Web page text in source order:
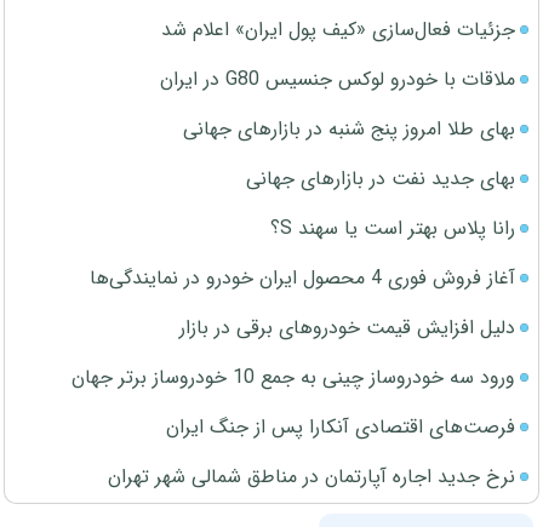
جزئیات فعال‌سازی «کیف پول ایران» اعلام شد
ملاقات با خودرو لوکس جنسیس G80 در ایران
بهای طلا امروز پنج شنبه در بازارهای جهانی
بهای جدید نفت در بازارهای جهانی
رانا پلاس بهتر است یا سهند S؟
آغاز فروش فوری 4 محصول ایران خودرو در نمایندگی‌ها
دلیل افزایش قیمت خودروهای برقی در بازار
ورود سه خودروساز چینی به جمع 10 خودروساز برتر جهان
فرصت‌های اقتصادی آنکارا پس از جنگ ایران
نرخ جدید اجاره آپارتمان در مناطق شمالی شهر تهران